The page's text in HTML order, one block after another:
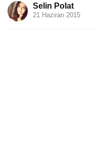
Selin Polat
21 Haziran 2015